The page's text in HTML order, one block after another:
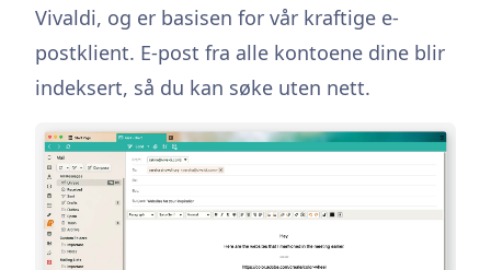
Vivaldi, og er basisen for vår kraftige e-
postklient. E-post fra alle kontoene dine blir
indeksert, så du kan søke uten nett.